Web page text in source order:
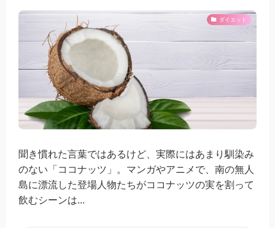
ダイエット
聞き慣れた言葉ではあるけど、実際にはあまり馴染み
のない「ココナッツ」。マンガやアニメで、南の無人
島に漂流した登場人物たちがココナッツの実を割って
飲むシーンは...